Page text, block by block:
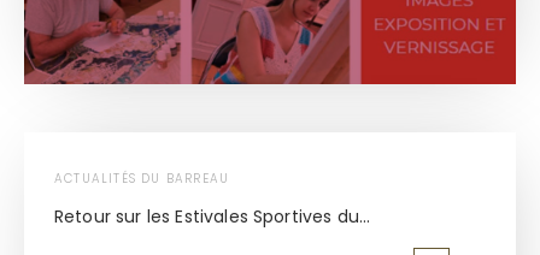
ACTUALITÉS DU BARREAU
Retour sur les Estivales Sportives du...